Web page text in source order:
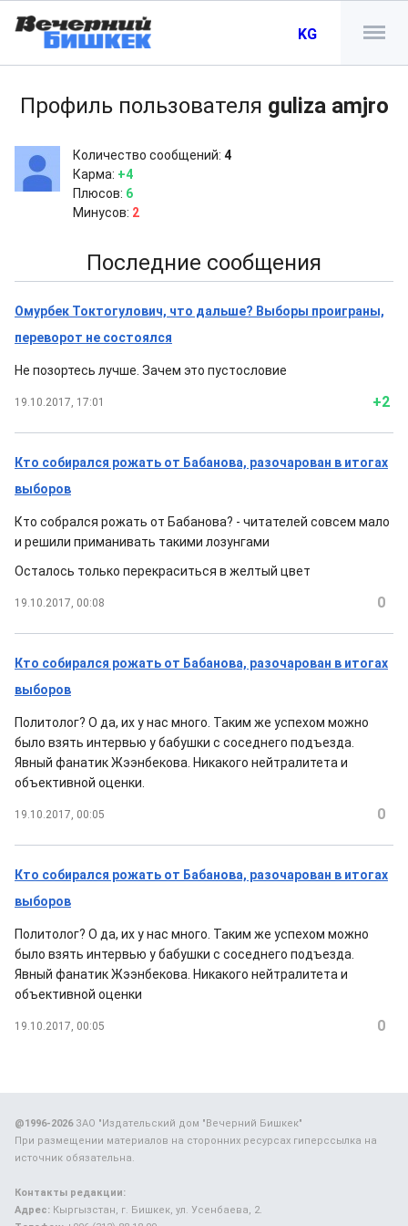
KG
Профиль пользователя guliza amjro
Количество сообщений: 4
Карма: +4
Плюсов: 6
Минусов: 2
Последние сообщения
Омурбек Токтогулович, что дальше? Выборы проиграны,
переворот не состоялся
Не позортесь лучше. Зачем это пустословие
19.10.2017, 17:01 +2
Кто собирался рожать от Бабанова, разочарован в итогах
выборов
Кто собрался рожать от Бабанова? - читателей совсем мало
и решили приманивать такими лозунгами
Осталось только перекраситься в желтый цвет
19.10.2017, 00:08 0
Кто собирался рожать от Бабанова, разочарован в итогах
выборов
Политолог? О да, их у нас много. Таким же успехом можно
было взять интервью у бабушки с соседнего подъезда.
Явный фанатик Жээнбекова. Никакого нейтралитета и
объективной оценки.
19.10.2017, 00:05 0
Кто собирался рожать от Бабанова, разочарован в итогах
выборов
Политолог? О да, их у нас много. Таким же успехом можно
было взять интервью у бабушки с соседнего подъезда.
Явный фанатик Жээнбекова. Никакого нейтралитета и
объективной оценки
19.10.2017, 00:05 0
@1996-2026ЗАО "Издательский дом "Вечерний Бишкек"
При размещении материалов на сторонних ресурсах гиперссылка на
источник обязательна.
Контакты редакции:
Адрес: Кыргызстан, г. Бишкек, ул. Усенбаева, 2.